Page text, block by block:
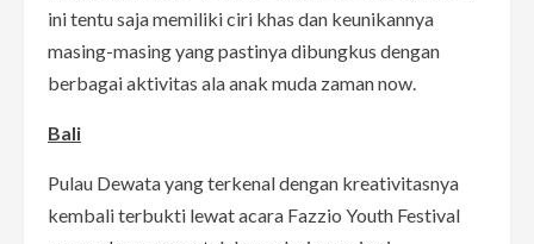
ini tentu saja memiliki ciri khas dan keunikannya
masing-masing yang pastinya dibungkus dengan
berbagai aktivitas ala anak muda zaman now.
Bali
Pulau Dewata yang terkenal dengan kreativitasnya
kembali terbukti lewat acara Fazzio Youth Festival